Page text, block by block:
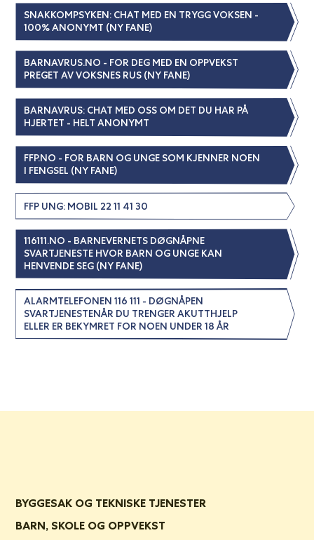
SNAKKOMPSYKEN: CHAT MED EN TRYGG VOKSEN -
100% ANONYMT (NY FANE)
BARNAVRUS.NO - FOR DEG MED EN OPPVEKST
PREGET AV VOKSNES RUS (NY FANE)
BARNAVRUS: CHAT MED OSS OM DET DU HAR PÅ
HJERTET - HELT ANONYMT
FFP.NO - FOR BARN OG UNGE SOM KJENNER NOEN
I FENGSEL (NY FANE)
FFP UNG: MOBIL 22 11 41 30
116111.NO - BARNEVERNETS DØGNÅPNE
SVARTJENESTE HVOR BARN OG UNGE KAN
HENVENDE SEG (NY FANE)
ALARMTELEFONEN 116 111 - DØGNÅPEN
SVARTJENESTENÅR DU TRENGER AKUTTHJELP
ELLER ER BEKYMRET FOR NOEN UNDER 18 ÅR
BYGGESAK OG TEKNISKE TJENESTER
BARN, SKOLE OG OPPVEKST